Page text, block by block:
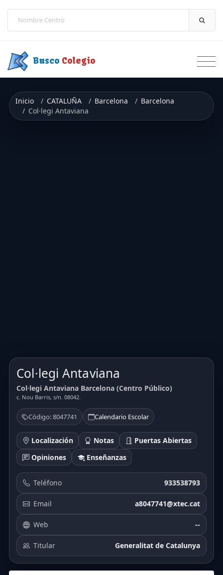
Busco Colegio
Inicio CATALUÑA Barcelona
Barcelona
Col·legi Antaviana
Col·legi Antaviana
Col·legi Antaviana Barcelona (Centro Público)
c. Nou Barris, s/n. 08042.
Código: 8047741 Calendario Escolar
Localización Notas
Puertas Abiertas
Opiniones
Enseñanzas
Teléfono 933538793
Email a8047741@xtec.cat
Web --
Titular Generalitat de Catalunya